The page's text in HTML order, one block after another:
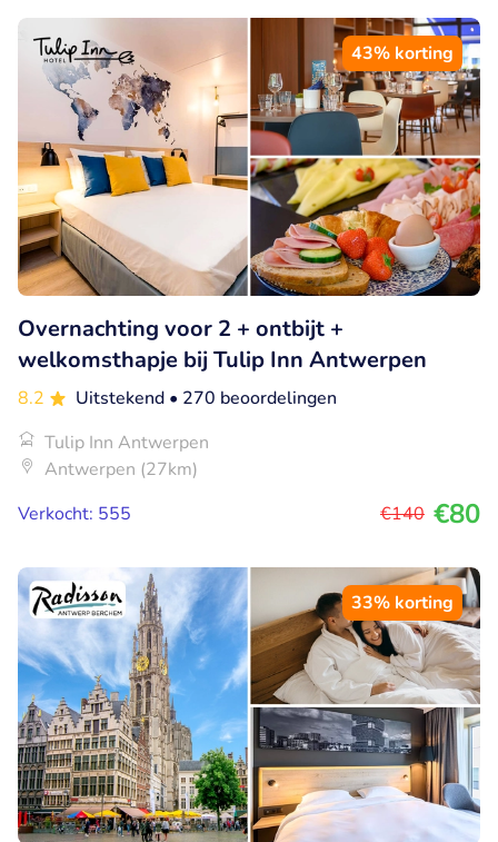
43% korting
Overnachting voor 2 + ontbijt +
welkomsthapje bij Tulip Inn Antwerpen
8.2 Uitstekend • 270 beoordelingen
Tulip Inn Antwerpen
Antwerpen (27km)
Verkocht: 555
€140 €80
33% korting